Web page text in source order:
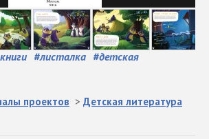
#листалка #детская
проектов > Детская литература